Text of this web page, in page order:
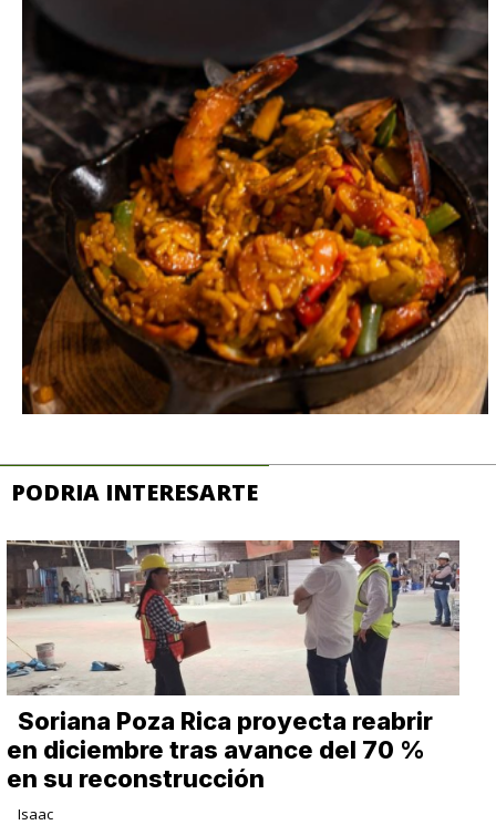
PODRIA INTERESARTE
Soriana Poza Rica proyecta reabrir
en diciembre tras avance del 70 %
en su reconstrucción
Isaac